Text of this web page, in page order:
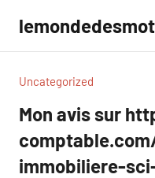
contenu
Uncategorized
Mon avis sur
immobiliere-